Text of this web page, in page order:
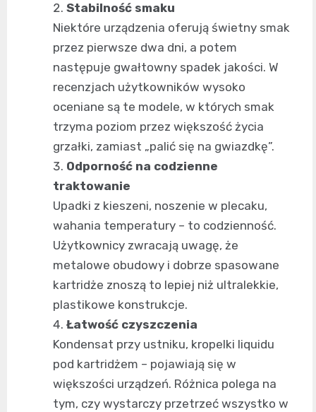
Stabilność smaku
Niektóre urządzenia oferują świetny smak
przez pierwsze dwa dni, a potem
następuje gwałtowny spadek jakości. W
recenzjach użytkowników wysoko
oceniane są te modele, w których smak
trzyma poziom przez większość życia
grzałki, zamiast „palić się na gwiazdkę”.
Odporność na codzienne
traktowanie
Upadki z kieszeni, noszenie w plecaku,
wahania temperatury – to codzienność.
Użytkownicy zwracają uwagę, że
metalowe obudowy i dobrze spasowane
kartridże znoszą to lepiej niż ultralekkie,
plastikowe konstrukcje.
Łatwość czyszczenia
Kondensat przy ustniku, kropelki liquidu
pod kartridżem – pojawiają się w
większości urządzeń. Różnica polega na
tym, czy wystarczy przetrzeć wszystko w